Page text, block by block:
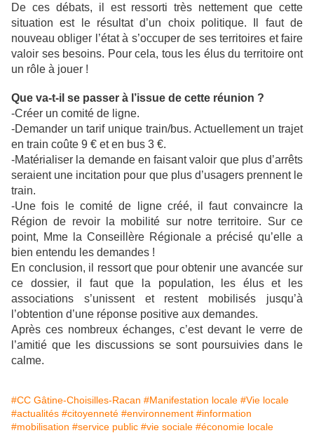
De ces débats, il est ressorti très nettement que cette
situation est le résultat d’un choix politique. Il faut de
nouveau obliger l’état à s’occuper de ses territoires et faire
valoir ses besoins. Pour cela, tous les élus du territoire ont
un rôle à jouer !
Que va-t-il se passer à l’issue de cette réunion ?
-Créer un comité de ligne.
-Demander un tarif unique train/bus. Actuellement un trajet
en train coûte 9 € et en bus 3 €.
-Matérialiser la demande en faisant valoir que plus d’arrêts
seraient une incitation pour que plus d’usagers prennent le
train.
-Une fois le comité de ligne créé, il faut convaincre la
Région de revoir la mobilité sur notre territoire. Sur ce
point, Mme la Conseillère Régionale a précisé qu’elle a
bien entendu les demandes !
En conclusion, il ressort que pour obtenir une avancée sur
ce dossier, il faut que la population, les élus et les
associations s’unissent et restent mobilisés jusqu’à
l’obtention d’une réponse positive aux demandes.
Après ces nombreux échanges, c’est devant le verre de
l’amitié que les discussions se sont poursuivies dans le
calme.
#CC Gâtine-Choisilles-Racan #Manifestation locale #Vie locale
#actualités #citoyenneté #environnement #information
#mobilisation #service public #vie sociale #économie locale